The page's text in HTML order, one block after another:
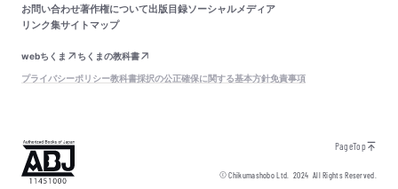
お問い合わせ著作権について出版目録ソーシャルメディア
リンク集サイトマップ
webちくま
ちくまの教科書
プライバシーポリシー教科書採択の公正確保に関する基本方針免責事項
PageTop
© Chikumashobo Ltd.2024 All Rights Reserved.